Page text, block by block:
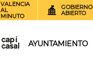
VALENCIA
AL
MINUTO
GOBIERNO
ABIERTO
AYUNTAMIENTO